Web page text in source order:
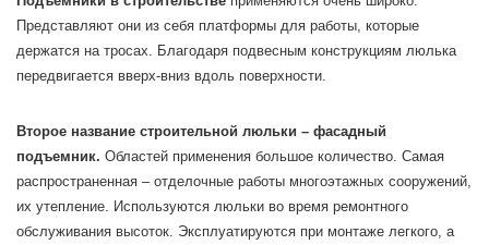
Представляют они из себя платформы для работы, которые
держатся на тросах. Благодаря подвесным конструкциям люлька
передвигается вверх-вниз вдоль поверхности.
Второе название строительной люльки – фасадный
подъемник. Областей применения большое количество. Самая
распространенная – отделочные работы многоэтажных сооружений,
их утепление. Используются люльки во время ремонтного
обслуживания высоток. Эксплуатируются при монтаже легкого, а